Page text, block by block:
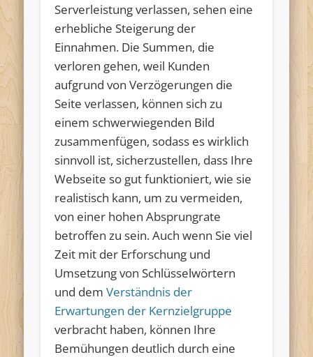
Serverleistung verlassen, sehen eine
erhebliche Steigerung der
Einnahmen. Die Summen, die
verloren gehen, weil Kunden
aufgrund von Verzögerungen die
Seite verlassen, können sich zu
einem schwerwiegenden Bild
zusammenfügen, sodass es wirklich
sinnvoll ist, sicherzustellen, dass Ihre
Webseite so gut funktioniert, wie sie
realistisch kann, um zu vermeiden,
von einer hohen Absprungrate
betroffen zu sein. Auch wenn Sie viel
Zeit mit der Erforschung und
Umsetzung von Schlüsselwörtern
und demVerständnis der
Erwartungen der Kernzielgruppe
verbracht haben, können Ihre
Bemühungen deutlich durch eine